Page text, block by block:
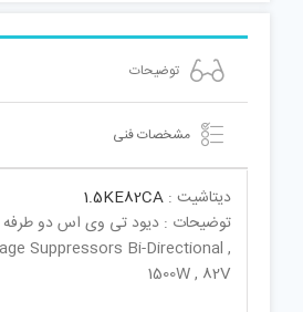
توضیحات
مشخصات فنی
دیتاشیت : 1.5KE82CA
Suppressors Bi-Directional ,
1500W , 82V